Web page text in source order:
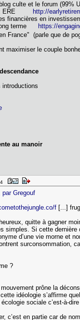
culte et le forum (99%
ERE
http://
financières en
long terme
https://
France" (parle que de
maximiser le couple
introductions
au manoir
par Gregouf
f [...]
quitte à gagner
simples. Si cette
d’une vie morne et
surconsommation,
?
prône la
idéologie s’affirme
écologie sociale c’est-à-
c’est en partie car de